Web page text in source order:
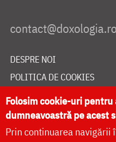
DESPRE NOI
POLITICA DE COOKIES
DONEAZĂ ONLINE PENTRU
LIVE
Folosim cookie-uri
dumneavoastră pe acest
Prin continuarea navigării